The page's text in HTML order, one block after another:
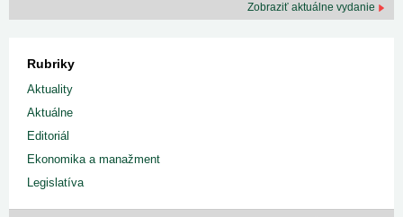
Zobraziť aktuálne vydanie
Rubriky
Aktuality
Aktuálne
Editoriál
Ekonomika a manažment
Legislatíva